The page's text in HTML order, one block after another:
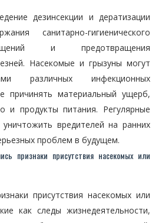
дезинсекции и дератизации
санитарно-гигиенического
и предотвращения
Насекомые и грызуны могут
различных инфекционных
причинять материальный ущерб,
и продукты питания. Регулярные
вредителей на ранних
проблем в будущем.
признаки присутствия насекомых или
присутствия насекомых или
как следы жизнедеятельности,